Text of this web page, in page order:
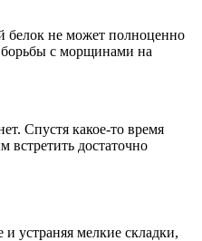
белок не может полноценно
борьбы с морщинами на
Спустя какое-то время
встретить достаточно
устраняя мелкие складки,